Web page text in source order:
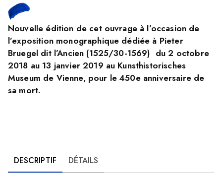
Nouvelle édition de cet ouvrage à l’occasion de
l’exposition monographique dédiée à Pieter
Bruegel dit l’Ancien (1525/30-1569) du 2 octobre
2018 au 13 janvier 2019 au Kunsthistorisches
Museum de Vienne, pour le 450e anniversaire de
sa mort.
DESCRIPTIF DÉTAILS